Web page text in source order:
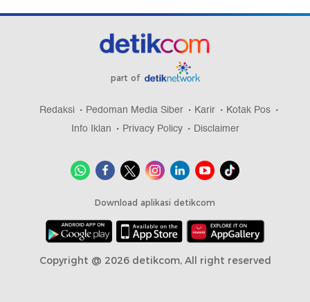
part of
Redaksi Pedoman Media Siber Karir
Kotak Pos
Info Iklan
Privacy Policy Disclaimer
Download aplikasi detikcom
Copyright @ 2026 detikcom, All right reserved